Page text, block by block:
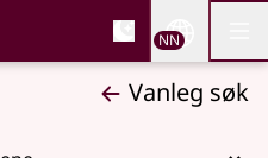
og
NN
Vanleg søk